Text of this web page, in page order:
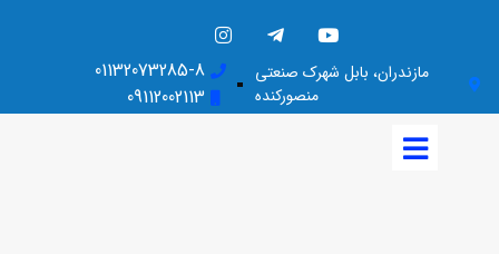
مازندران، بابل شهرک صنعتی
منصورکنده
01132073285-8
09112002113